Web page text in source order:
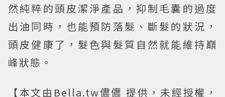
然純粹的頭皮潔淨產品，抑制毛囊的過度
出油同時，也能預防落髮、斷髮的狀況，
頭皮健康了，髮色與髮質自然就能維持巔
峰狀態。
【本文由Bella.tw儂儂 提供，未經授權，